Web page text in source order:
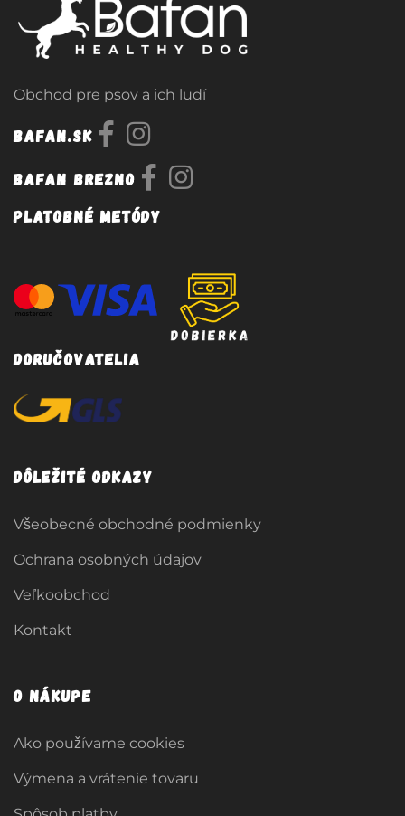
Obchod pre psov a ich ludí
Bafan.sk
Bafan Brezno
Platobné metódy
Doručovatelia
Dôležité odkazy
Všeobecné obchodné podmienky
Ochrana osobných údajov
Veľkoobchod
Kontakt
O nákupe
Ako používame cookies
Výmena a vrátenie tovaru